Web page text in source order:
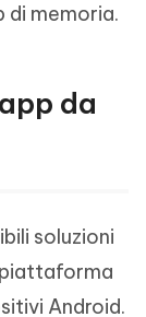
di memoria.
da
soluzioni
Android.